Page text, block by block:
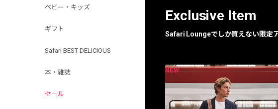
ベビー・キッズ
ギフト
Safari BEST DELICIOUS
本・雑誌
セール
Exclusive Item
Safari Loungeでしか買えない限定
NEW